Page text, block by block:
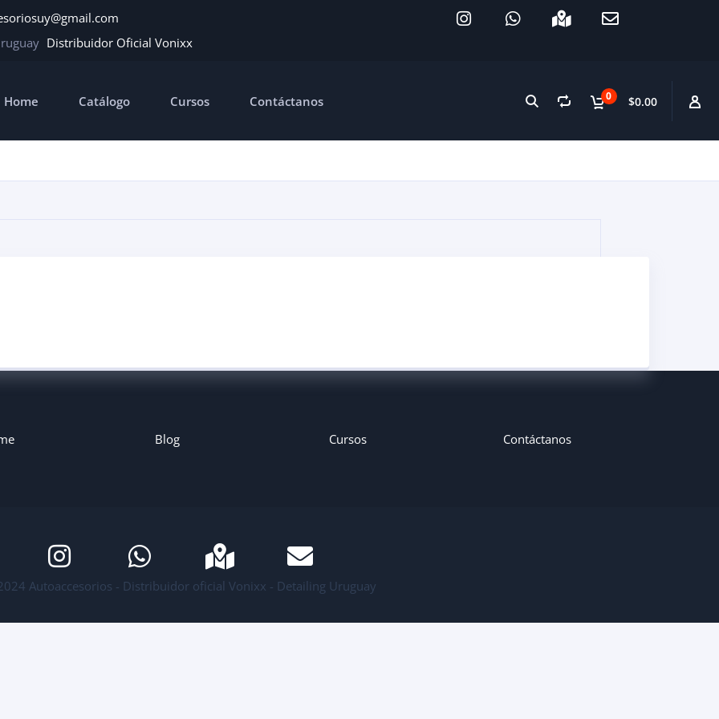
Distribuidor Oficial Vonixx
0 $0.00
Home Catálogo Cursos Contáctanos
Blog Cursos Contáctanos
Autoaccesorios - Distribuidor oficial Vonixx - Detailing Uruguay